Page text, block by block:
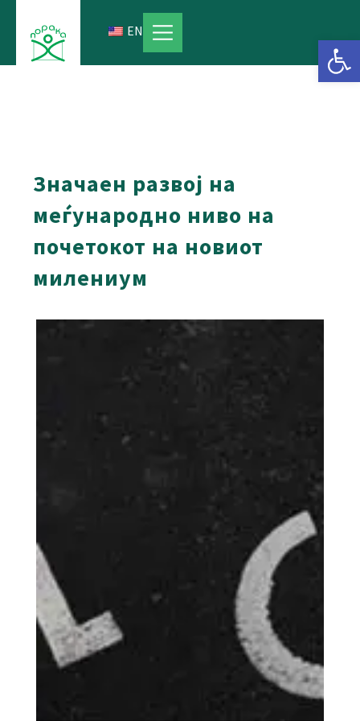
content
EN
Значаен развој на
меѓународно ниво на
почетокот на новиот
милениум